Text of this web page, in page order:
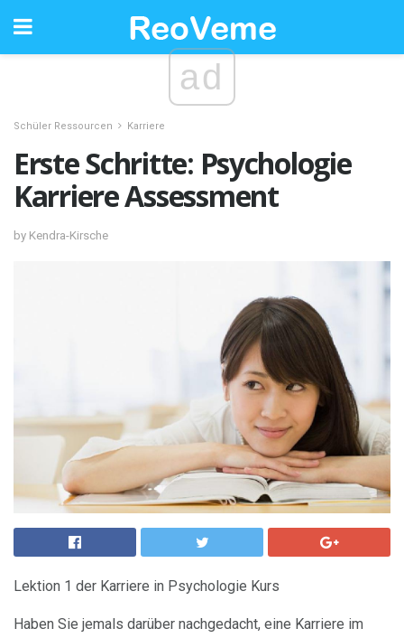
ad
Schüler Ressourcen Karriere
Erste Schritte: Psychologie
Karriere Assessment
by Kendra-Kirsche
Lektion 1 der Karriere in Psychologie Kurs
Haben Sie jemals darüber nachgedacht, eine Karriere im